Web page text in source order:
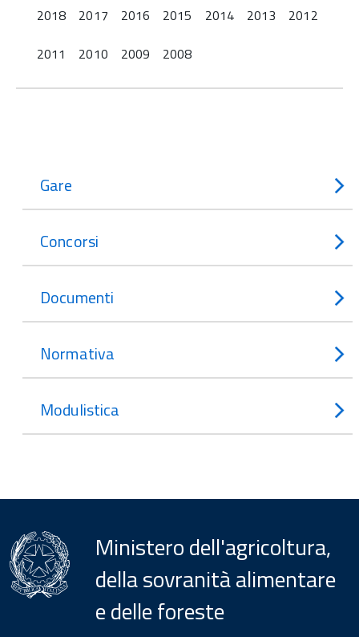
2018 2017 2016 2015 2014 2013
2012
2011
2010 2009 2008
Gare
Concorsi
Documenti
Normativa
Modulistica
Ministero dell'agricoltura,
della sovranità alimentare
e delle foreste